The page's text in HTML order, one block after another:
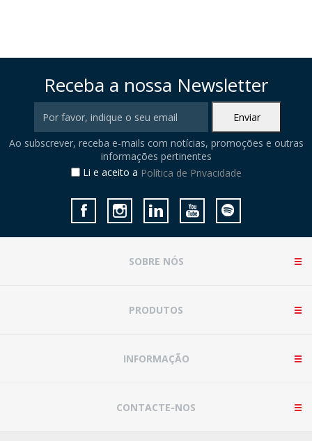
Receba a nossa Newsletter
Ao subscrever, receba e-mails com notícias, promoções e outras
informações pertinentes
Li e aceito a Política de Privacidade
SOBRE NÓS
PRODUTOS
INFORMAÇÃO
CONTACTE-NOS